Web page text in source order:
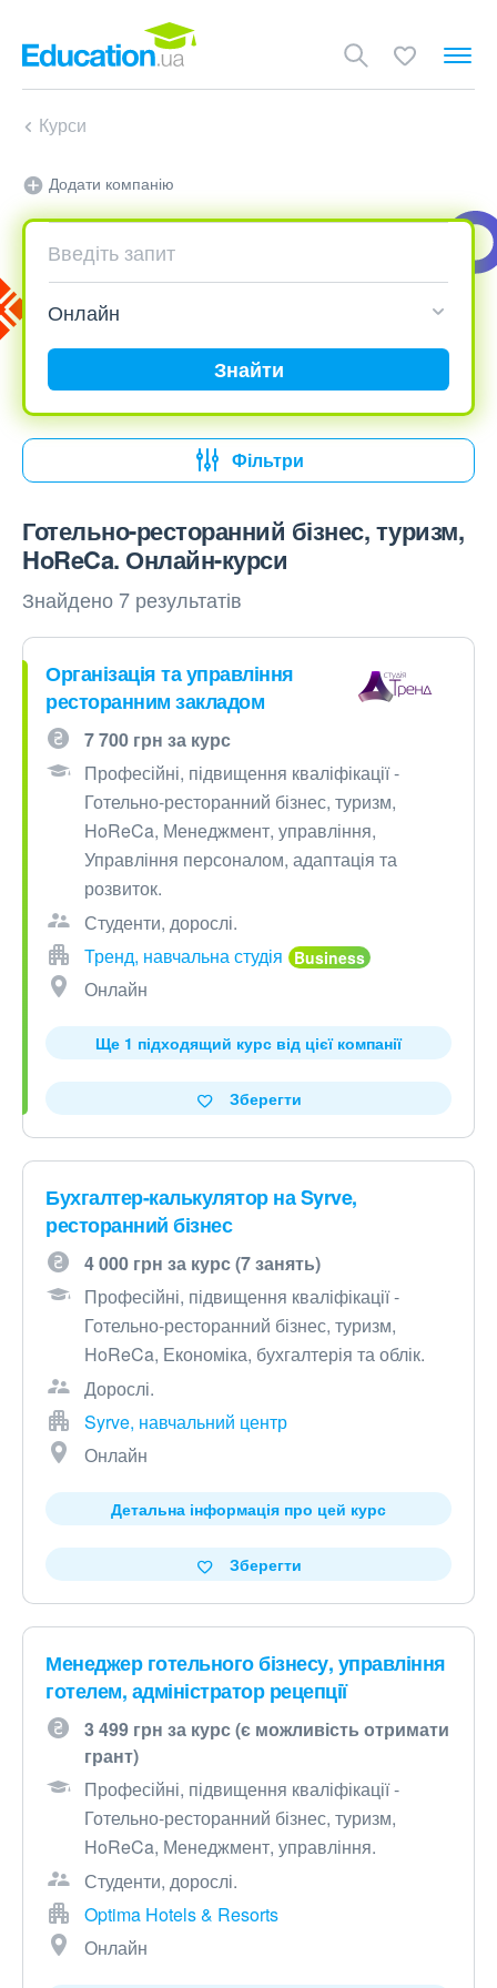
Курси
Додати компанію
Знайти
Фільтри
Готельно-ресторанний бізнес, туризм,
HoReCa. Онлайн-курси
Знайдено 7 результатів
Організація та управління
ресторанним закладом
7 700 грн за курс
Професійні, підвищення кваліфікації -
Готельно-ресторанний бізнес, туризм,
HoReCa, Менеджмент, управління,
Управління персоналом, адаптація та
розвиток.
Студенти, дорослі.
Тренд, навчальна студія
Онлайн
Ще 1 підходящий курс від цієї компанії
Зберегти
Бухгалтер-калькулятор на Syrve,
ресторанний бізнес
4 000 грн за курс (7 занять)
Професійні, підвищення кваліфікації -
Готельно-ресторанний бізнес, туризм,
HoReCa, Економіка, бухгалтерія та облік.
Дорослі.
Syrve, навчальний центр
Онлайн
Детальна інформація про цей курс
Зберегти
Менеджер готельного бізнесу, управління
готелем, адміністратор рецепції
3 499 грн за курс (є можливість отримати
грант)
Професійні, підвищення кваліфікації -
Готельно-ресторанний бізнес, туризм,
HoReCa, Менеджмент, управління.
Студенти, дорослі.
Optima Hotels & Resorts
Онлайн